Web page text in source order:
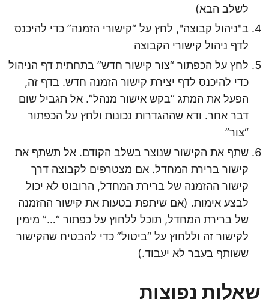
לשלב הבא)
ב"ניהול קבוצה", לחץ על “קישורי הזמנה” כדי להיכנס
לדף ניהול קישורי הקבוצה
לחץ על הכפתור “צור קישור חדש” בתחתית דף הניהול
כדי להיכנס לדף יצירת קישור הזמנה חדש. בדף זה,
הפעל את המתג “בקש אישור מנהל”. אל תגביל שום
דבר אחר. ודא שההגדרות נכונות ולחץ על הכפתור
“צור”
שתף את הקישור שנוצר בשלב הקודם. אל תשתף את
קישור ברירת המחדל. אם מצטרפים לקבוצה דרך
קישור ההזמנה של ברירת המחדל, הרובוט לא יכול
לבצע אימות. (אם שיתפת בטעות את קישור ההזמנה
של ברירת המחדל, תוכל ללחוץ על כפתור “…” מימין
לקישור זה וללחוץ על “ביטול” כדי להבטיח שהקישור
ששותף בעבר לא יעבוד.)
שאלות נפוצות